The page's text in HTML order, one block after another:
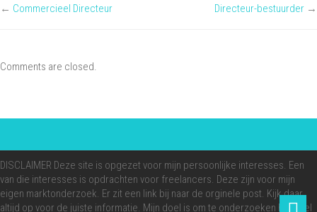
← Commercieel Directeur Directeur-bestuurder →
Comments are closed.
DISCLAIMER Deze site is opgezet voor mijn persoonlijke interesses. Een
van die interesses is opdrachten voor freelancers. Deze zijn voor mijn
eigen marktonderzoek. Er zit een link bij naar de orginele post. Kijk daar
altijd op voor de juiste informatie. Mijn doel is om te onderzoeken hoeveel